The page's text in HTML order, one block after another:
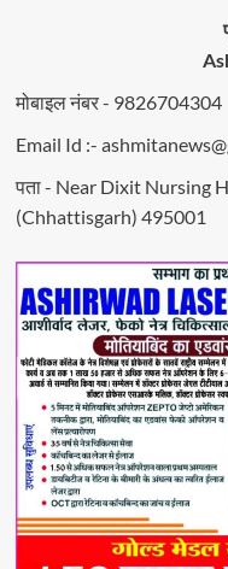
मोबाइल नंबर - 9826704304
Email Id :-
पता - Near Dixit Nursing
(Chhattisgarh) 495001